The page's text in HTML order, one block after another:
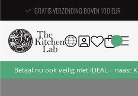
GRATIS VERZENDING BOVEN 100 EUR
Betaal nu ook veilig met iDEAL – naast